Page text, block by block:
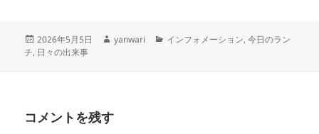
投
稿
2026年5月5日
作
yanwari
カ
インフォメーション,今日のラン
チ, 日々の出来事
コメントを残す